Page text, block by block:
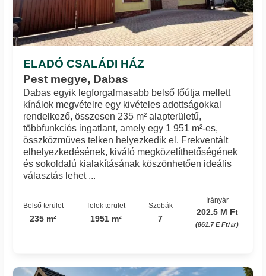
ELADÓ CSALÁDI HÁZ
Pest megye, Dabas
Dabas egyik legforgalmasabb belső főútja mellett
kínálok megvételre egy kivételes adottságokkal
rendelkező, összesen 235 m² alapterületű,
többfunkciós ingatlant, amely egy 1 951 m²-es,
összközműves telken helyezkedik el. Frekventált
elhelyezkedésének, kiváló megközelíthetőségének
és sokoldalú kialakításának köszönhetően ideális
választás lehet ...
Belső terület
235 m²
Telek terület
1951 m²
Szobák
7
Irányár
202.5 M Ft
(861.7 E Ft/㎡)